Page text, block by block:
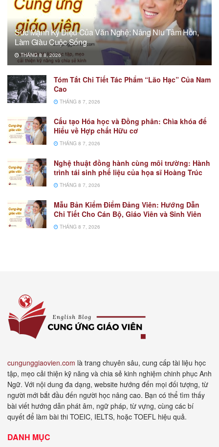
Sức Mạnh Kỳ Diệu Của Văn Nghệ: Nâng Niu Tâm Hồn,
Làm Giàu Cuộc Sống
THÁNG 8 8, 2026
Tóm Tắt Chi Tiết Tác Phẩm “Lão Hạc” Của Nam
Cao
THÁNG 8 7, 2026
Cấu tạo Hóa học và Đồng phân: Chìa khóa để
Hiểu về Hợp chất Hữu cơ
THÁNG 8 7, 2026
Nghệ thuật đồng hành cùng môi trường: Hành
trình tái sinh phế liệu của họa sĩ Hoàng Trúc
THÁNG 8 7, 2026
Mẫu Bản Kiểm Điểm Đảng Viên: Hướng Dẫn
Chi Tiết Cho Cán Bộ, Giáo Viên và Sinh Viên
THÁNG 8 7, 2026
cungunggiaovien.com là trang chuyên sâu, cung cấp tài liệu học
tập, mẹo cải thiện kỹ năng và chia sẻ kinh nghiệm chinh phục Anh
Ngữ. Với nội dung đa dạng, website hướng đến mọi đối tượng, từ
người mới bắt đầu đến người học nâng cao. Bạn có thể tìm thấy
bài viết hướng dẫn phát âm, ngữ pháp, từ vựng, cùng các bí
quyết để làm bài thi TOEIC, IELTS, hoặc TOEFL hiệu quả.
DANH MỤC